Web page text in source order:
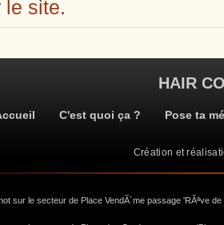
le site.
HAIR
C'est quoi ça ? Pose ta
Création et
sur le secteur de Place VendÃ´me passage 'RÃªve de